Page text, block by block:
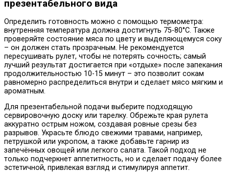
презентабельного вида
Определить готовность можно с помощью термометра:
внутренняя температура должна достигнуть 75-80°С. Также
проверяйте состояние мяса по цвету и выделяющемуся соку
– он должен стать прозрачным. Не рекомендуется
пересушивать рулет, чтобы не потерять сочность; самый
лучший результат достигается при «отдыхе» после запекания
продолжительностью 10-15 минут – это позволит сокам
равномерно распределиться внутри и сделает мясо мягким и
ароматным.
Для презентабельной подачи выберите подходящую
сервировочную доску или тарелку. Обрежьте края рулета
аккуратно острым ножом, создавая ровные срезы без
разрывов. Украсьте блюдо свежими травами, например,
петрушкой или укропом, а также добавьте гарнир из
запечённых овощей или легкого салата. Такой подход не
только подчеркнет аппетитность, но и сделает подачу более
эстетичной, привлекая взгляд и стимулируя аппетит.